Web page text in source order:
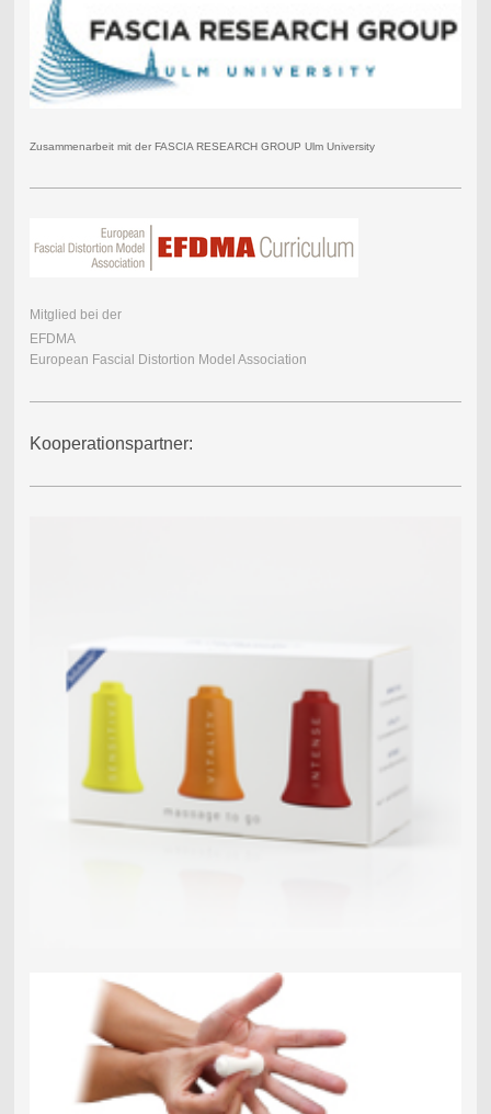
Zusammenarbeit mit der FASCIA RESEARCH GROUP Ulm University
Mitglied bei der
EFDMA
European Fascial Distortion Model Association
Kooperationspartner: